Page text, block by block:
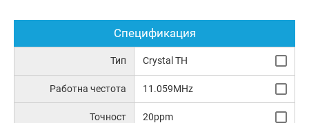
Спецификация
Тип Crystal TH
Работна честота 11.059MHz
Точност 20ppm